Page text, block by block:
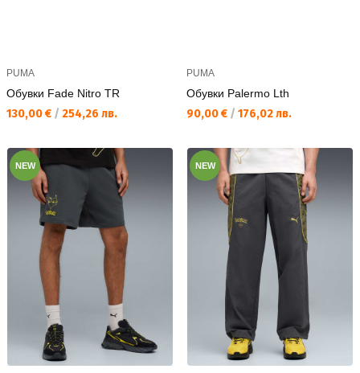
PUMA
Обувки Fade Nitro TR
Текуща цена:
130,00 € / 254,26 лв.
PUMA
Обувки Palermo Lth
Текуща цена:
90,00 € / 176,02 лв.
NEW NEW